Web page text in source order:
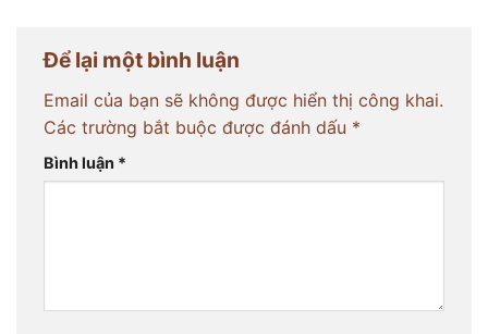
Để lại một bình luận
Email của bạn sẽ không được hiển thị công khai.
Các trường bắt buộc được đánh dấu *
Bình luận *